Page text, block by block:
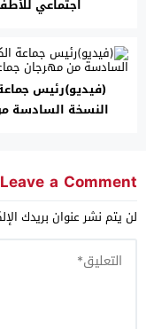
اجتماعي للأطفال
(فيديو)رئيس
النسخة السادسة
Leave a Comment
لن يتم نشر عنوان بريدك